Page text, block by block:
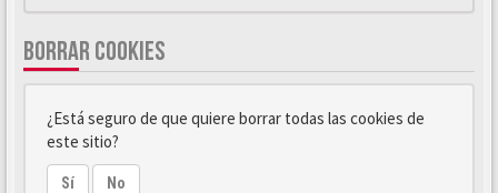
BORRAR COOKIES
¿Está seguro de que quiere borrar todas las cookies de
este sitio?
Sí No